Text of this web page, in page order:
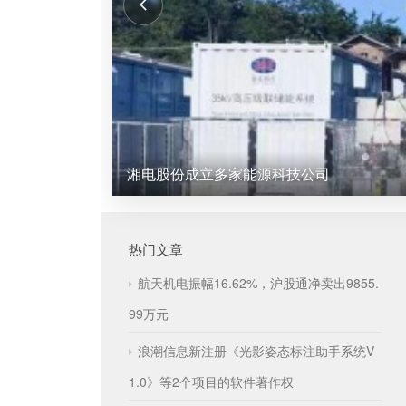
湘电股份成立多家能源科技公司
热门文章
航天机电振幅16.62%，沪股通净卖出9855.
99万元
浪潮信息新注册《光影姿态标注助手系统V
1.0》等2个项目的软件著作权